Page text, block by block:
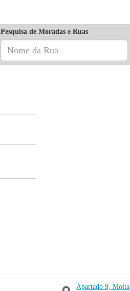
Pesquisa de Moradas e Ruas
Apartado 9, Moita